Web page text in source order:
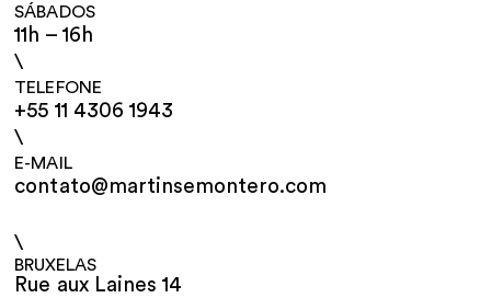
SÁBADOS
11h – 16h
\
TELEFONE
+55 11 4306 1943
\
E-MAIL
contato@martinsemontero.com
\
BRUXELAS
Rue aux Laines 14